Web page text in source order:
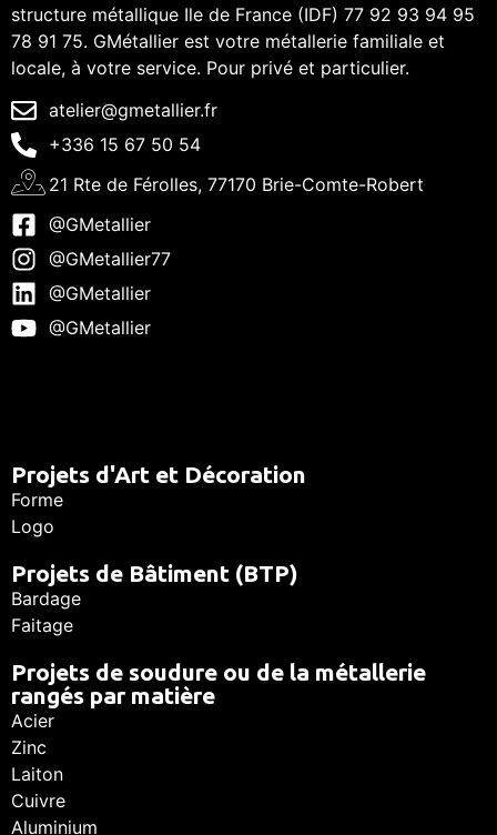
structure métallique Ile de France (IDF) 77 92 93 94 95
78 91 75. GMétallier est votre métallerie familiale et
locale, à votre service. Pour privé et particulier.
atelier@gmetallier.fr
+336 15 67 50 54
21 Rte de Férolles, 77170 Brie-Comte-Robert
@GMetallier
@GMetallier77
@GMetallier
@GMetallier
Projets d'Art et Décoration
Forme
Logo
Projets de Bâtiment (BTP)
Bardage
Faitage
Projets de soudure ou de la métallerie
rangés par matière
Acier
Zinc
Laiton
Cuivre
Aluminium